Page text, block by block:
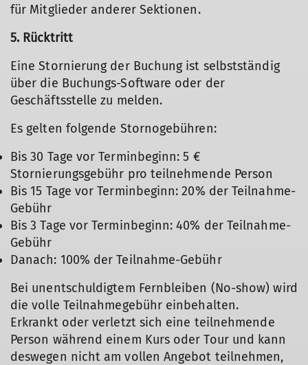
für Mitglieder anderer Sektionen.
5. Rücktritt
Eine Stornierung der Buchung ist selbstständig
über die Buchungs-Software oder der
Geschäftsstelle zu melden.
Es gelten folgende Stornogebühren:
Bis 30 Tage vor Terminbeginn: 5 €
Stornierungsgebühr pro teilnehmende Person
Bis 15 Tage vor Terminbeginn: 20% der Teilnahme-
Gebühr
Bis 3 Tage vor Terminbeginn: 40% der Teilnahme-
Gebühr
Danach: 100% der Teilnahme-Gebühr
Bei unentschuldigtem Fernbleiben (No-show) wird
die volle Teilnahmegebühr einbehalten.
Erkrankt oder verletzt sich eine teilnehmende
Person während einem Kurs oder Tour und kann
deswegen nicht am vollen Angebot teilnehmen,